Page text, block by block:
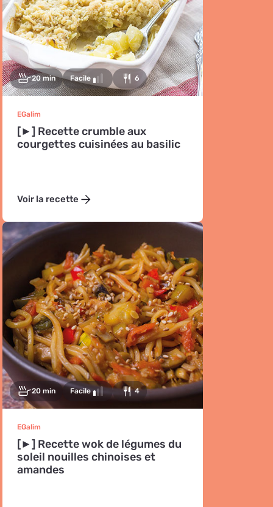
20 min Facile 6
EGalim
[►] Recette crumble aux
courgettes cuisinées au basilic
Voir la recette
20 min Facile 4
EGalim
[►] Recette wok de légumes du
soleil nouilles chinoises et
amandes